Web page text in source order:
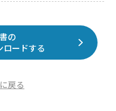
の
ロードする
戻る